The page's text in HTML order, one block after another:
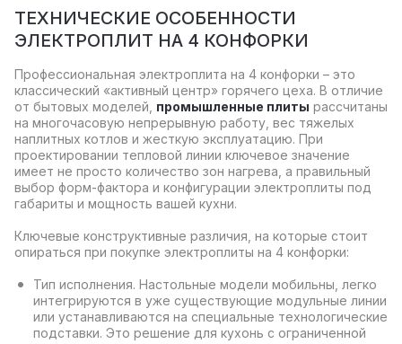
ТЕХНИЧЕСКИЕ ОСОБЕННОСТИ
ЭЛЕКТРОПЛИТ НА 4 КОНФОРКИ
Профессиональная электроплита на 4 конфорки – это
классический «активный центр» горячего цеха. В отличие
от бытовых моделей, промышленные плиты рассчитаны
на многочасовую непрерывную работу, вес тяжелых
наплитных котлов и жесткую эксплуатацию. При
проектировании тепловой линии ключевое значение
имеет не просто количество зон нагрева, а правильный
выбор форм-фактора и конфигурации электроплиты под
габариты и мощность вашей кухни.
Ключевые конструктивные различия, на которые стоит
опираться при покупке электроплиты на 4 конфорки:
Тип исполнения. Настольные модели мобильны, легко
интегрируются в уже существующие модульные линии
или устанавливаются на специальные технологические
подставки. Это решение для кухонь с ограниченной